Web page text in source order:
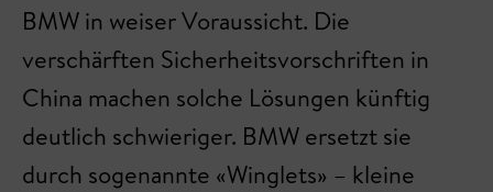
BMW in weiser Voraussicht. Die
verschärften Sicherheitsvorschriften in
China machen solche Lösungen künftig
deutlich schwieriger. BMW ersetzt sie
durch sogenannte «Winglets» – kleine